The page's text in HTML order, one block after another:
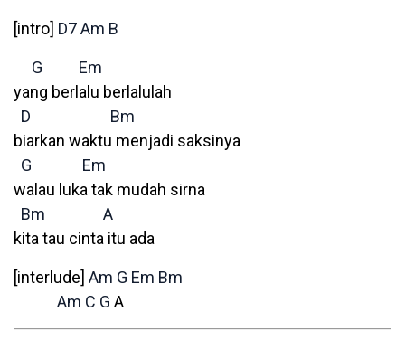
[intro] D7Am B
G
Em
yang berlalu berlalulah
D
Bm
biarkan waktu menjadi saksinya
G
Em
walau luka tak mudah sirna
Bm
A
kita tau cinta itu ada
[interlude] Am G Em Bm
Am C G A